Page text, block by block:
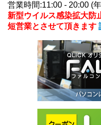
営業時間:11:00 - 20:00 (
新型ウイルス感染拡大防
短営業とさせて頂きます